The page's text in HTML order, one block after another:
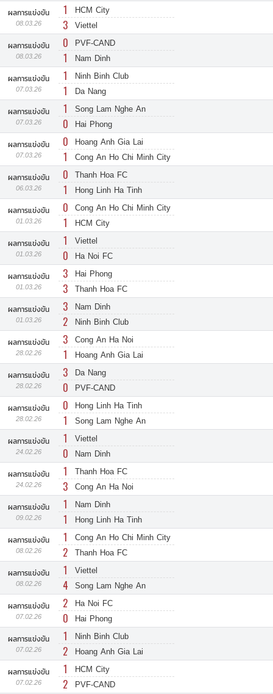
ผลการแข่งขัน
08.03.26
1 HCM City
3 Viettel
ผลการแข่งขัน
08.03.26
0 PVF-CAND
1 Nam Dinh
ผลการแข่งขัน
07.03.26
1 Ninh Binh Club
1 Da Nang
ผลการแข่งขัน
07.03.26
1 Song Lam Nghe An
0 Hai Phong
ผลการแข่งขัน
07.03.26
0 Hoang Anh Gia Lai
1 Cong An Ho Chi Minh City
ผลการแข่งขัน
06.03.26
0 Thanh Hoa FC
1 Hong Linh Ha Tinh
ผลการแข่งขัน
01.03.26
0 Cong An Ho Chi Minh City
1 HCM City
ผลการแข่งขัน
01.03.26
1 Viettel
0 Ha Noi FC
ผลการแข่งขัน
01.03.26
3 Hai Phong
3 Thanh Hoa FC
ผลการแข่งขัน
01.03.26
3 Nam Dinh
2 Ninh Binh Club
ผลการแข่งขัน
28.02.26
3 Cong An Ha Noi
1 Hoang Anh Gia Lai
ผลการแข่งขัน
28.02.26
3 Da Nang
0 PVF-CAND
ผลการแข่งขัน
28.02.26
0 Hong Linh Ha Tinh
1 Song Lam Nghe An
ผลการแข่งขัน
24.02.26
1 Viettel
0 Nam Dinh
ผลการแข่งขัน
24.02.26
1 Thanh Hoa FC
3 Cong An Ha Noi
ผลการแข่งขัน
09.02.26
1 Nam Dinh
1 Hong Linh Ha Tinh
ผลการแข่งขัน
08.02.26
1 Cong An Ho Chi Minh City
2 Thanh Hoa FC
ผลการแข่งขัน
08.02.26
1 Viettel
4 Song Lam Nghe An
ผลการแข่งขัน
07.02.26
2 Ha Noi FC
0 Hai Phong
ผลการแข่งขัน
07.02.26
1 Ninh Binh Club
2 Hoang Anh Gia Lai
ผลการแข่งขัน
07.02.26
1 HCM City
2 PVF-CAND